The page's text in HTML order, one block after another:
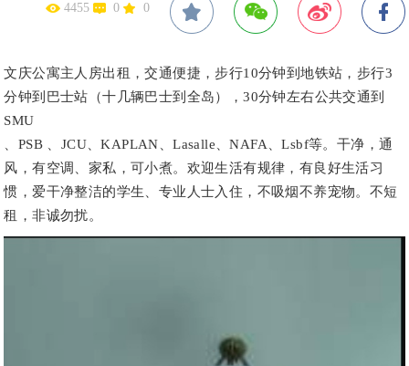
4455 0 0
文庆公寓主人房出租，交通便捷，步行10分钟到地铁站，步行3
分钟到巴士站（十几辆巴士到全岛），30分钟左右公共交通到
SMU
、PSB 、JCU、KAPLAN、Lasalle、NAFA、Lsbf等。干净，通
风，有空调、家私，可小煮。欢迎生活有规律，有良好生活习
惯，爱干净整洁的学生、专业人士入住，不吸烟不养宠物。不短
租，非诚勿扰。